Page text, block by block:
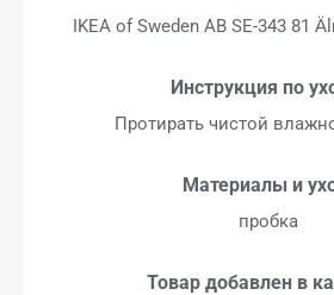
IKEA of Sweden AB SE-343 81
Инструкция по
Протирать чистой
Материалы и
пробка
Товар добавлен в